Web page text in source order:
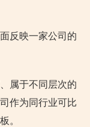
反映一家公司的
属于不同层次的
作为同行业可比
。